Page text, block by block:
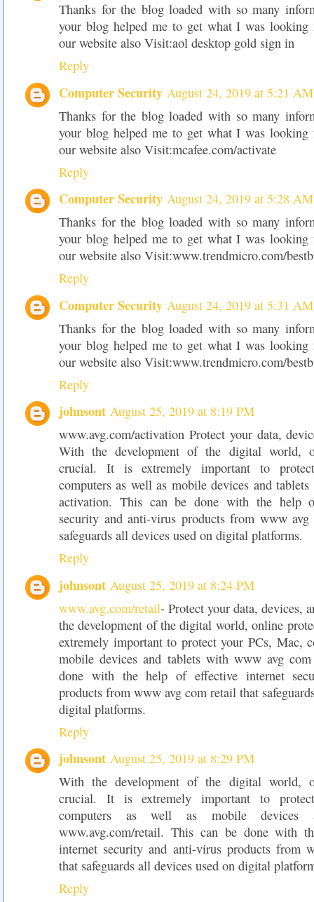
Thanks for the blog loaded with so many
your blog helped me to get what I was looking
our website also Visit:aol desktop gold sign in
Reply
Computer Security August 24, 2019 at 5:21 AM
Thanks for the blog loaded with so many
your blog helped me to get what I was looking
our website also Visit:mcafee.com/activate
Reply
Computer Security August 24, 2019 at 5:28 AM
Thanks for the blog loaded with so many
your blog helped me to get what I was looking
our website also Visit:www.trendmicro.com/
Reply
Computer Security August 24, 2019 at 5:31 AM
Thanks for the blog loaded with so many
your blog helped me to get what I was looking
our website also Visit:www.trendmicro.com/
Reply
johnsont August 25, 2019 at 8:19 PM
www.avg.com/activation Protect your data,
With the development of the digital world,
crucial. It is extremely important to
computers as well as mobile devices and
activation. This can be done with the help
security and anti-virus products from www
safeguards all devices used on digital platforms.
Reply
johnsont August 25, 2019 at 8:24 PM
www.avg.com/retail- Protect your data, devices,
the development of the digital world, online
extremely important to protect your PCs, Mac,
mobile devices and tablets with www avg
done with the help of effective internet
products from www avg com retail that
digital platforms.
Reply
johnsont August 25, 2019 at 8:29 PM
With the development of the digital world,
crucial. It is extremely important to
computers as well as mobile devices
www.avg.com/retail. This can be done with
internet security and anti-virus products from
that safeguards all devices used on digital
Reply